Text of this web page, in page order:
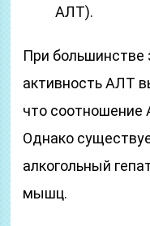
АЛТ).
При большинстве
активность АЛТ
что
Однако
алкогольный
мышц.